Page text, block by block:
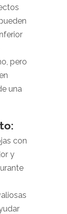
pero
una
con
y